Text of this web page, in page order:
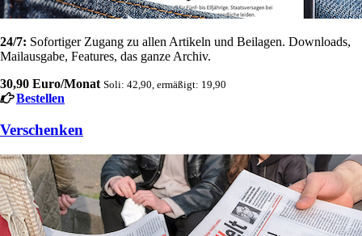
24/7: Sofortiger Zugang zu allen Artikeln und Beilagen. Downloads,
Mailausgabe, Features, das ganze Archiv.
30,90 Euro/Monat Soli: 42,90, ermäßigt: 19,90
Bestellen
Verschenken